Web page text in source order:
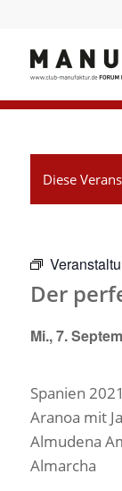
Diese
Der
Mi., 7.
Spanien
Aranoa mit
Almudena
Almarcha